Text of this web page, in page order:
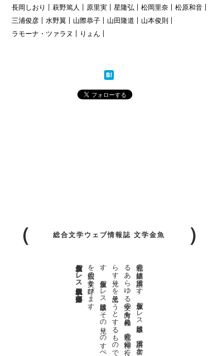
長岡しおり
萩野篤人 原里実 星隆弘 松岡里奈
松原和音
三浦俊彦
水野翼 山際恭子 山田隆道
山本俊則
ラモーナ・ツァラヌ
りょん
総合文学ウェブ情報誌 文学金魚
私達の
故郷は
日本語で
す
。
金魚屋プ
レ
ス
日本版は
、
日本語で
書か
れ
る
あ
ら
ゆ
る
文学の
方向を
見極め
、
私達の
精神の
行く
末を
照
ら
す
光り
を
見出そ
う
と
す
る
も
の
で
す
。
金魚屋プ
レ
ス
日本版は
そ
の
光り
の
す
べ
て
を
広義の
文学と
呼び
ま
す
。
金魚屋プレス日本版代表 齋藤都